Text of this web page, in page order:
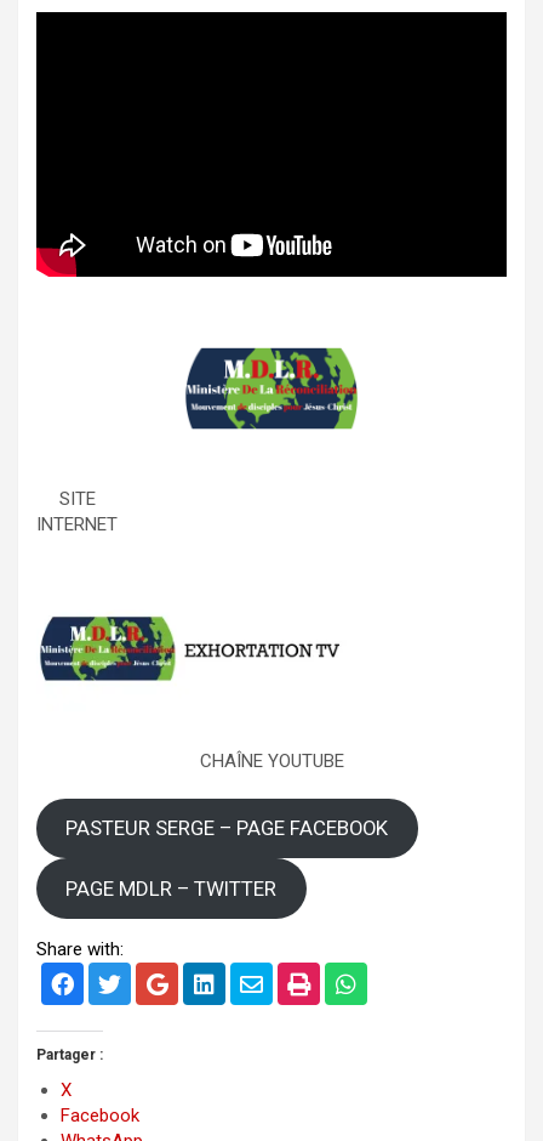
SITE
INTERNET
CHAÎNE YOUTUBE
PASTEUR SERGE – PAGE FACEBOOK
PAGE MDLR – TWITTER
Share with:
Partager :
X
Facebook